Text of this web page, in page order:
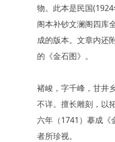
物。此本是民国
阁本补钞文澜阁四库
成的版本。文章内还
的《金石图》。
褚峻，字千峰，甘井
不详。擅长雕刻，以
六年（1741）摹成《
者所珍视。